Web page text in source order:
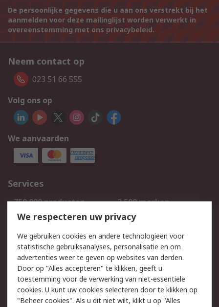
De persoonlijke gegevens die u aan ons verstrekt bij het
aanmelden voor deze mailinglijst worden verwerkt in
overeenstemming met ons privacybeleid.
Neem contact op
023 51 66 555
Volg ons op
We aanvaarden
Services
750.000 producten
2.500 merken
Bestellen
Inkoopoplossingen
Track & Trace
Wettelijk
Cookiebeleid
Email veiligheid
Privacybeleid
Websitevoorwaarden
We respecteren uw privacy
We gebruiken cookies en andere technologieën voor
statistische gebruiksanalyses, personalisatie en om
advertenties weer te geven op websites van derden.
Door op "Alles accepteren" te klikken, geeft u
toestemming voor de verwerking van niet-essentiële
cookies. U kunt uw cookies selecteren door te klikken op
"Beheer cookies". Als u dit niet wilt, klikt u op "Alles